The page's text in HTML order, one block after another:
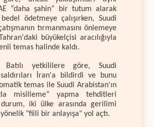
“daha şahin” bir tutum alarak
ödetmeye çalışırken, Suudi
tırmanmasını önlemeye
büyükelçisi aracılığıyla
temas halinde kaldı.
Batılı yetkililere göre, Suudi
İran'a bildirdi ve bunu
temas ile Suudi Arabistan'ın
misilleme” yapma tehditleri
iki ülke arasında gerilimi
"fiili bir anlayışa" yol açtı.